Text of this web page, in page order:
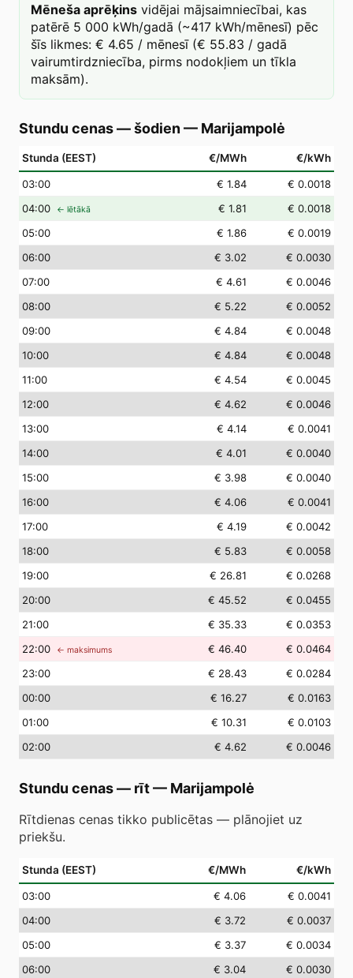
Mēneša aprēķins vidējai mājsaimniecībai, kas
patērē 5 000 kWh/gadā (~417 kWh/mēnesī) pēc
šīs likmes: € 4.65 / mēnesī (€ 55.83 / gadā
vairumtirdzniecība, pirms nodokļiem un tīkla
maksām).
Stundu cenas — šodien — Marijampolė
Stunda (EEST) €/MWh €/kWh
03:00 € 1.84
€ 0.0018
04:00 ← lētākā € 1.81
€ 0.0018
05:00 € 1.86
€ 0.0019
06:00 € 3.02
€ 0.0030
07:00 € 4.61
€ 0.0046
08:00 € 5.22
€ 0.0052
09:00 € 4.84
€ 0.0048
10:00 € 4.84
€ 0.0048
11:00 € 4.54
€ 0.0045
12:00 € 4.62
€ 0.0046
13:00 € 4.14
€ 0.0041
14:00 € 4.01
€ 0.0040
15:00 € 3.98
€ 0.0040
16:00 € 4.06
€ 0.0041
17:00 € 4.19
€ 0.0042
18:00 € 5.83
€ 0.0058
19:00 € 26.81
€ 0.0268
20:00 € 45.52
€ 0.0455
21:00 € 35.33
€ 0.0353
22:00 ← maksimums € 46.40
€ 0.0464
23:00 € 28.43
€ 0.0284
00:00 € 16.27
€ 0.0163
01:00 € 10.31
€ 0.0103
02:00 € 4.62 € 0.0046
Stundu cenas — rīt— Marijampolė
Rītdienas cenas tikko publicētas — plānojiet uz
priekšu.
Stunda (EEST) €/MWh €/kWh
03:00 € 4.06
€ 0.0041
04:00 € 3.72
€ 0.0037
05:00 € 3.37
€ 0.0034
06:00 € 3.04
€ 0.0030